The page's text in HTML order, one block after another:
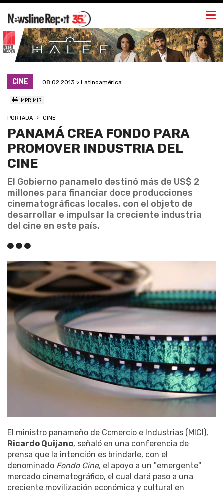
CINE 08.02.2013 > Latinoamérica
IMPRIMIR
PORTADA CINE
PANAMÁ CREA FONDO PARA
PROMOVER INDUSTRIA DEL
CINE
El Gobierno panamelo destinó más de US$ 2
millones para financiar doce producciones
cinematográficas locales, con el objeto de
desarrollar e impulsar la creciente industria
del cine en este país.
El ministro panameño de Comercio e Industrias (MICI),
Ricardo Quijano, señaló en una conferencia de
prensa que la intención es brindarle, con el
denominado Fondo Cine, el apoyo a un "emergente"
mercado cinematográfico, el cual dará paso a una
creciente movilización económica y cultural en